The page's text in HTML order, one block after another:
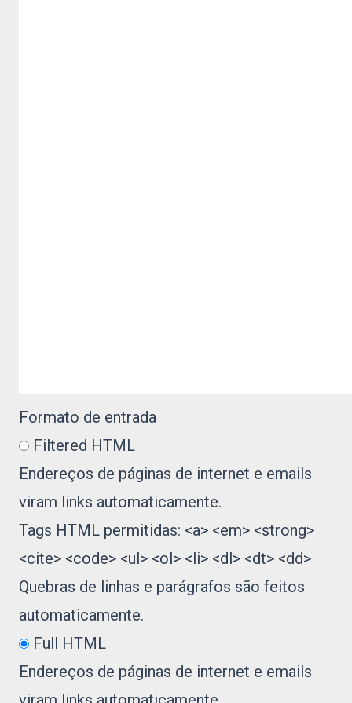
Formato de entrada
Filtered HTML
Endereços de páginas de internet e emails
viram links automaticamente.
Tags HTML permitidas: <a> <em> <strong>
<cite> <code> <ul> <ol> <li> <dl> <dt> <dd>
Quebras de linhas e parágrafos são feitos
automaticamente.
Full HTML
Endereços de páginas de internet e emails